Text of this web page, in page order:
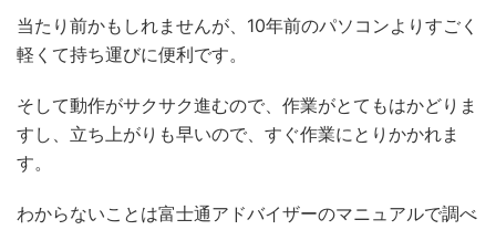
当たり前かもしれませんが、10年前のパソコンよりすごく
軽くて持ち運びに便利です。
そして動作がサクサク進むので、作業がとてもはかどりま
すし、立ち上がりも早いので、すぐ作業にとりかかれま
す。
わからないことは富士通アドバイザーのマニュアルで調べ